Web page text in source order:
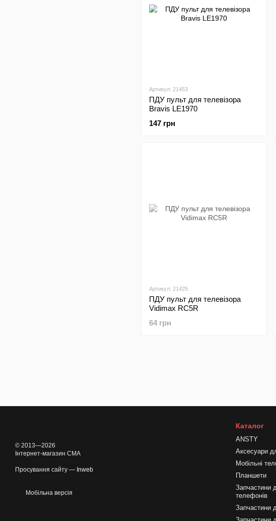
Артикул: 21453
ПДУ пульт для телевізора
Bravis LE1970
147 грн
Артикул: 21425
ПДУ пульт для телевізора
Vidimax RC5R
64 грн
© 2013—2026
Інтернет-магазин CMA
Просування сайту — Inweb
Мобільна версія
Каталог
ANSTY
Аксесуари
Мобільні
Планшети
Запчастини
телефонів
Запчастини